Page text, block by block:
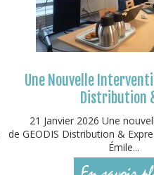
Une Nouvelle
Distribution
21 Janvier 2026 Une
de GEODIS Distribution &
Émile...